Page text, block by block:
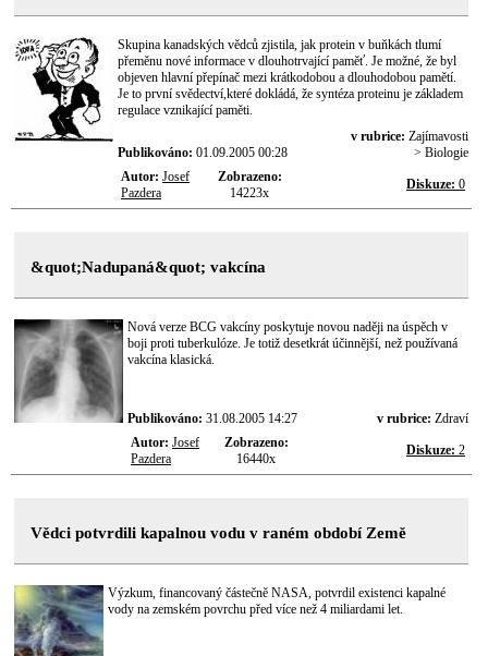
Skupina kanadských vědců zjistila, jak protein v buňkách tlumí
přeměnu nové informace v dlouhotrvající paměť. Je možné, že byl
objeven hlavní přepínač mezi krátkodobou a dlouhodobou pamětí.
Je to první svědectví,které dokládá, že syntéza proteinu je základem
regulace vznikající paměti.
Publikováno: 01.09.2005 00:28
v rubrice: Zajímavosti
> Biologie
Autor: Josef
Pazdera
Zobrazeno:
14223x
Diskuze: 0
&quot;Nadupaná&quot; vakcína
Nová verze BCG vakcíny poskytuje novou naději na úspěch v
boji proti tuberkulóze. Je totiž desetkrát účinnější, než používaná
vakcína klasická.
Publikováno: 31.08.2005 14:27 v rubrice: Zdraví
Autor: Josef
Pazdera
Zobrazeno:
16440x
Diskuze: 2
Vědci potvrdili kapalnou vodu v raném období Země
Výzkum, financovaný částečně NASA, potvrdil existenci kapalné
vody na zemském povrchu před více než 4 miliardami let.